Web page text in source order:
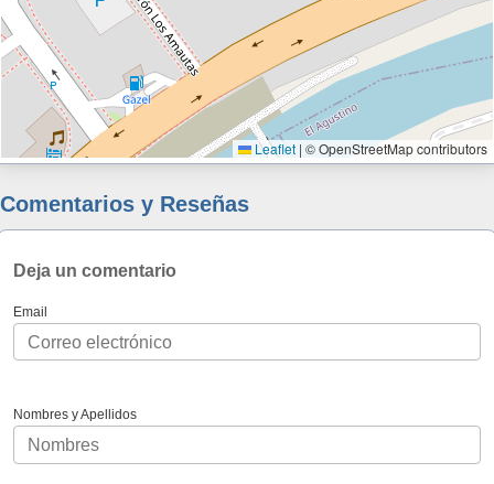
Leaflet | © OpenStreetMap contributors
Comentarios y Reseñas
Deja un comentario
Email
Nombres y Apellidos